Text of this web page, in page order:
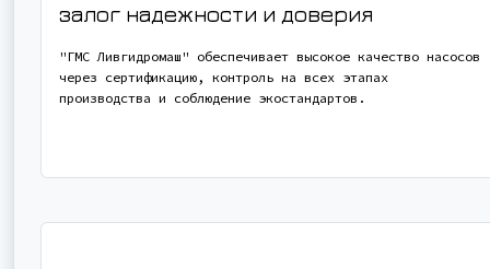
залог надежности и доверия
"ГМС Ливгидромаш" обеспечивает высокое качество насосов
через сертификацию, контроль на всех этапах
производства и соблюдение экостандартов.